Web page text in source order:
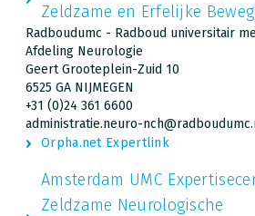
Zeldzame en Erfelijke
Radboudumc - Radboud universitair
Afdeling Neurologie
Geert Grooteplein-Zuid 10
6525 GA NIJMEGEN
+31 (0)24 361 6600
administratie.neuro-
Orpha.net Expertlink
Amsterdam UMC
Zeldzame Neurologische